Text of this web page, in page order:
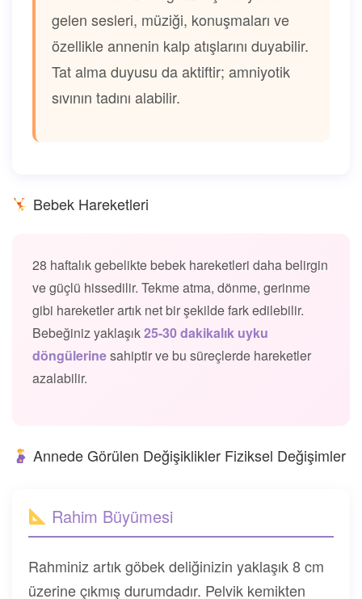
gelen sesleri, müziği, konuşmaları ve
özellikle annenin kalp atışlarını duyabilir.
Tat alma duyusu da aktiftir; amniyotik
sıvının tadını alabilir.
Bebek Hareketleri
28 haftalık gebelikte bebek hareketleri daha belirgin
ve güçlü hissedilir. Tekme atma, dönme, gerinme
gibi hareketler artık net bir şekilde fark edilebilir.
Bebeğiniz yaklaşık25-30 dakikalık uyku
döngülerinesahiptir ve bu süreçlerde hareketler
azalabilir.
Annede Görülen Değişiklikler Fiziksel Değişimler
Rahim Büyümesi
Rahminiz artık göbek deliğinizin yaklaşık 8 cm
üzerine çıkmış durumdadır. Pelvik kemikten